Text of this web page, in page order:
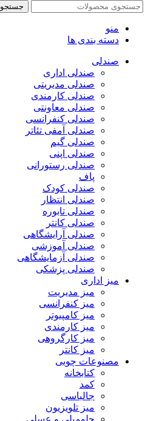
جستجو
منو
دسته بندی ها
صندلی
صندلی اداری
صندلی مدیریتی
صندلی کارمندی
صندلی معاونتی
صندلی کنفرانسی
صندلی آمفی تئاتر
صندلی گیم
صندلی اپنی
صندلی رستورانی
پاف
صندلی کودک
صندلی انتظار
صندلی تابوره
صندلی کانتر
صندلی آرایشگاهی
صندلی آموزشی
صندلی آزمایشگاهی
صندلی پزشکی
میز اداری
میز مدیریت
میز کنفرانسی
میز کامپیوتر
میز کارمندی
میز کارگروهی
میز کانتر
مصنوعات چوبی
کتابخانه
کمد
جالباسی
میز تلویزیون
جلومبلی و عسلی